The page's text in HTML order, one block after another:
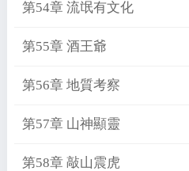
第54章 流氓有文化
第55章 酒王爺
第56章 地質考察
第57章 山神顯靈
第58章 敲山震虎